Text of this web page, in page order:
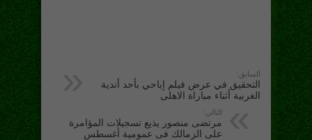
السابق:
التحقيق في عرض فيلم إباحي بأحد أندية
الغربية أثناء مباراة الاهلى
التالي:
مرتضى منصور يذيع تسجيلات المؤامرة
على الزمالك فى عمومية أغسطس